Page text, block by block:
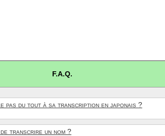
F.A.Q.
pas du tout à sa transcription en japonais ?
transcrire un nom ?